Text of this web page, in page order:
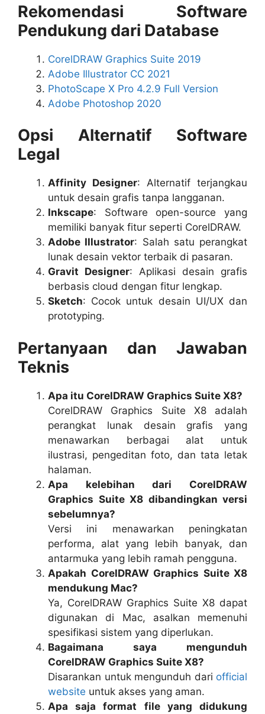
Rekomendasi Software
Pendukung dari Database
CorelDRAW Graphics Suite 2019
Adobe Illustrator CC 2021
PhotoScape X Pro 4.2.9 Full Version
Adobe Photoshop 2020
Opsi Alternatif Software
Legal
Affinity Designer: Alternatif terjangkau
untuk desain grafis tanpa langganan.
Inkscape: Software open-source yang
memiliki banyak fitur seperti CorelDRAW.
Adobe Illustrator: Salah satu perangkat
lunak desain vektor terbaik di pasaran.
Gravit Designer: Aplikasi desain grafis
berbasis cloud dengan fitur lengkap.
Sketch: Cocok untuk desain UI/UX dan
prototyping.
Pertanyaan dan Jawaban
Teknis
Apa itu CorelDRAW Graphics Suite X8?
CorelDRAW Graphics Suite X8 adalah
perangkat lunak desain grafis yang
menawarkan berbagai alat untuk
ilustrasi, pengeditan foto, dan tata letak
halaman.
Apa kelebihan dari CorelDRAW
Graphics Suite X8 dibandingkan versi
sebelumnya?
Versi ini menawarkan peningkatan
performa, alat yang lebih banyak, dan
antarmuka yang lebih ramah pengguna.
Apakah CorelDRAW Graphics Suite X8
mendukung Mac?
Ya, CorelDRAW Graphics Suite X8 dapat
digunakan di Mac, asalkan memenuhi
spesifikasi sistem yang diperlukan.
Bagaimana saya mengunduh
CorelDRAW Graphics Suite X8?
Disarankan untuk mengunduh dari official
website untuk akses yang aman.
Apa saja format file yang didukung